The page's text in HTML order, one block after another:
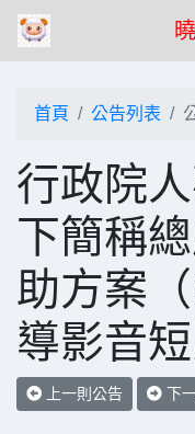
首頁 公告列表
行政院
下簡稱
助方案
導影音
上一則公告 下